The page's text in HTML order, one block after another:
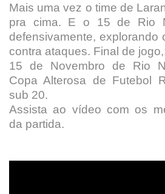
Mais uma vez o time de
pra cima. E o 15 de Rio
defensivamente, explorando
contra ataques. Final de
15 de Novembro de Rio
Copa Alterosa de Futebol
sub 20.
Assista ao vídeo com os
da partida.